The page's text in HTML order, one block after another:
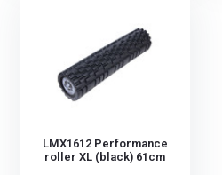
LMX1612 Performance
roller XL (black) 61cm